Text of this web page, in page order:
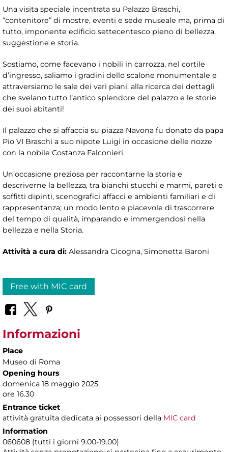
Una visita speciale incentrata su Palazzo Braschi,
“contenitore” di mostre, eventi e sede museale ma, prima di
tutto, imponente edificio settecentesco pieno di bellezza,
suggestione e storia.
Sostiamo, come facevano i nobili in carrozza, nel cortile
d’ingresso, saliamo i gradini dello scalone monumentale e
attraversiamo le sale dei vari piani, alla ricerca dei dettagli
che svelano tutto l’antico splendore del palazzo e le storie
dei suoi abitanti!
Il palazzo che si affaccia su piazza Navona fu donato da papa
Pio VI Braschi a suo nipote Luigi in occasione delle nozze
con la nobile Costanza Falconieri.
Un’occasione preziosa per raccontarne la storia e
descriverne la bellezza, tra bianchi stucchi e marmi, pareti e
soffitti dipinti, scenografici affacci e ambienti familiari e di
rappresentanza; un modo lento e piacevole di trascorrere
del tempo di qualità, imparando e immergendosi nella
bellezza e nella Storia.
Attività a cura di: Alessandra Cicogna, Simonetta Baroni
Free with MIC card
Informazioni
Place
Museo di Roma
Opening hours
domenica 18 maggio 2025
ore 16.30
Entrance ticket
attività gratuita dedicata ai possessori della MIC card
Information
060608 (tutti i giorni 9.00-19.00)